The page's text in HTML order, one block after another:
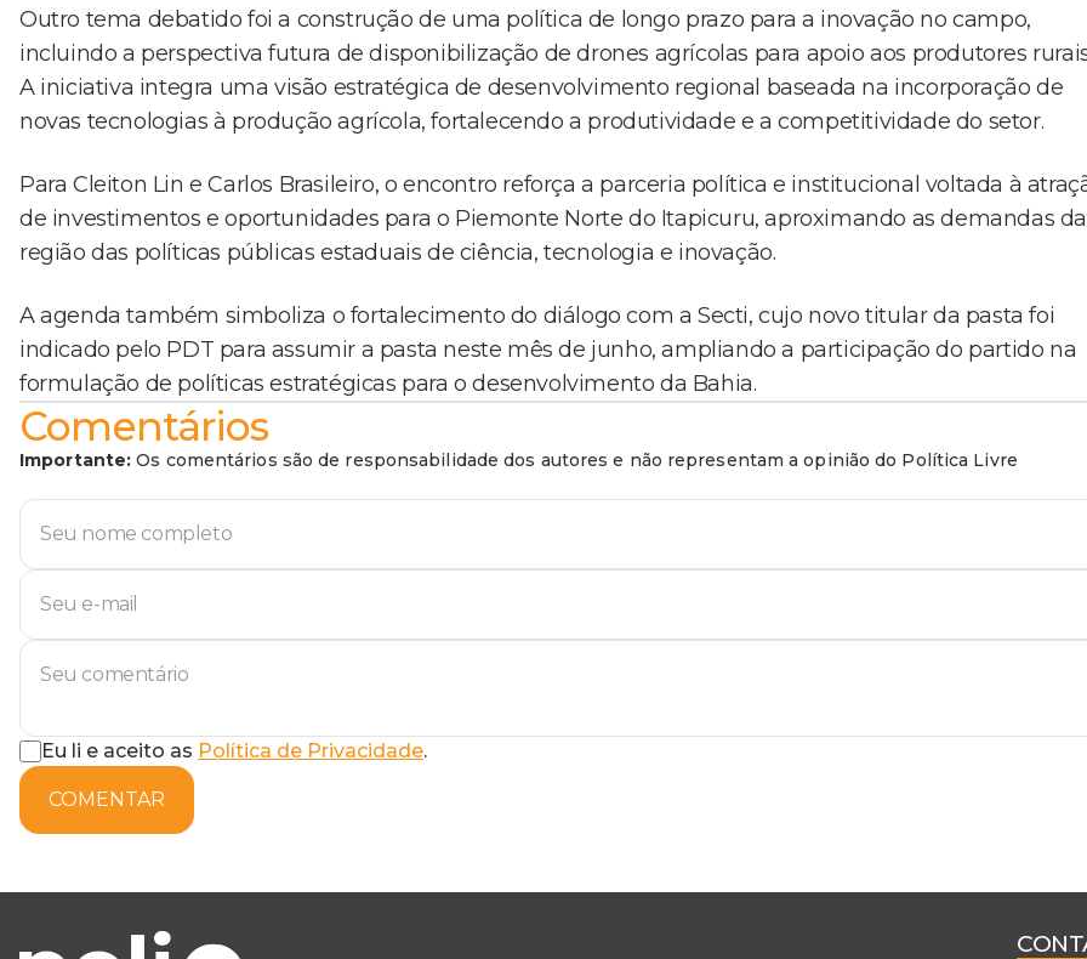
Outro tema debatido foi a construção de uma política de longo prazo para a inovação no campo,
incluindo a perspectiva futura de disponibilização de drones agrícolas para apoio aos produtores
A iniciativa integra uma visão estratégica de desenvolvimento regional baseada na incorporação de
novas tecnologias à produção agrícola, fortalecendo a produtividade e a competitividade do setor.
Para Cleiton Lin e Carlos Brasileiro, o encontro reforça a parceria política e institucional voltada à
de investimentos e oportunidades para o Piemonte Norte do Itapicuru, aproximando as demandas da
região das políticas públicas estaduais de ciência, tecnologia e inovação.
A agenda também simboliza o fortalecimento do diálogo com a Secti, cujo novo titular da pasta foi
indicado pelo PDT para assumir a pasta neste mês de junho, ampliando a participação do partido na
formulação de políticas estratégicas para o desenvolvimento da Bahia.
Comentários
Importante: Os comentários são de responsabilidade dos autores e não representam a opinião do Política Livre
Eu li e aceito as Política de Privacidade.
COMENTAR